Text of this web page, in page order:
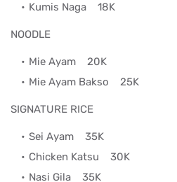
Kumis Naga 18K
NOODLE
Mie Ayam 20K
Mie Ayam Bakso 25K
SIGNATURE RICE
Sei Ayam 35K
Chicken Katsu 30K
Nasi Gila 35K